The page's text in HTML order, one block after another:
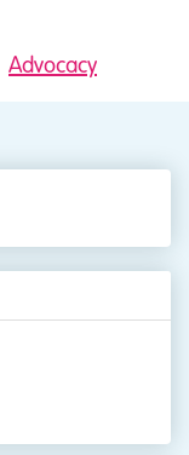
Advocacy